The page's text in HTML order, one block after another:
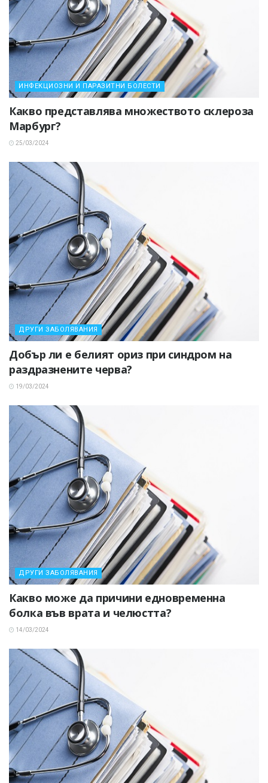
ИНФЕКЦИОЗНИ И ПАРАЗИТНИ БОЛЕСТИ
Какво представлява множеството склероза
Марбург?
25/03/2024
ДРУГИ ЗАБОЛЯВАНИЯ
Добър ли е белият ориз при синдром на
раздразнените черва?
19/03/2024
ДРУГИ ЗАБОЛЯВАНИЯ
Какво може да причини едновременна
болка във врата и челюстта?
14/03/2024